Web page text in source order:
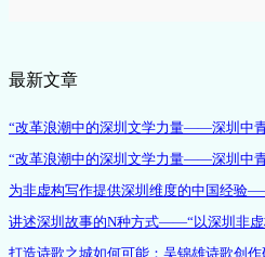
最新文章
“改革浪潮中的深圳文学力量——深圳中
“改革浪潮中的深圳文学力量——深圳中
为非虚构写作提供深圳维度的中国经验
讲述深圳故事的N种方式——“以深圳非虚
打造诗歌之城如何可能：吴锦雄诗歌创作